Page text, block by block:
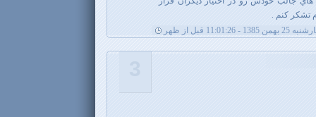
تشكر كنم .
1385 - 11:01:26 قبل از ظهر